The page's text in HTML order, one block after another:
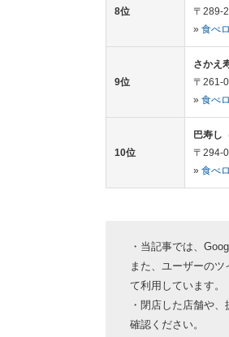
8位
〒289-
» 食べ
9位
さかえ
〒261-
» 食べ
10位
巴寿し
〒294-
» 食べ
・当記事では、
また、ユーザーのツ
て利用しています。
・閉店した店舗や
確認ください。